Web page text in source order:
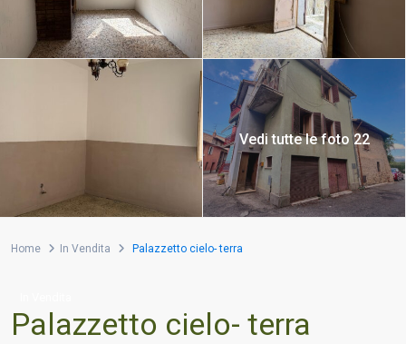
Vedi tutte le foto 22
Home In Vendita Palazzetto cielo- terra
Palazzetto cielo- terra